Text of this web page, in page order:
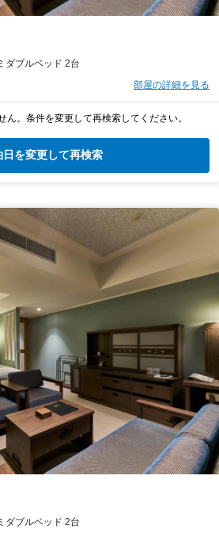
ダブルベッド 2台
部屋の詳細を見る
ん。条件を変更して再検索してください。
日を変更して再検索
ダブルベッド 2台